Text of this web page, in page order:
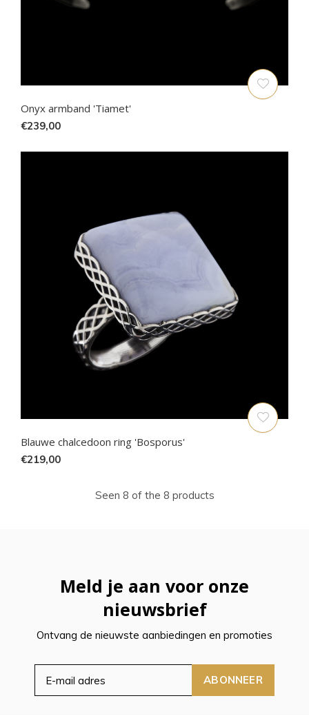
Onyx armband 'Tiamet'
€239,00
Blauwe chalcedoon ring 'Bosporus'
€219,00
Seen 8 of the 8 products
Meld je aan voor onze
nieuwsbrief
Ontvang de nieuwste aanbiedingen en promoties
ABONNEER